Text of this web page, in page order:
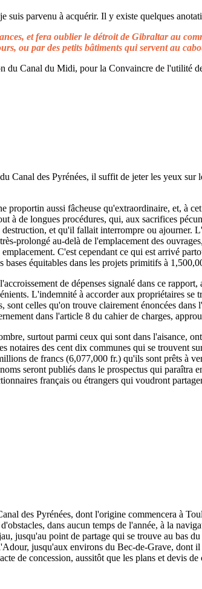
parvenu à acquérir. Il y existe quelques
et fera oublier le détroit de Gibraltar au
ou par des petits bâtiments qui servent au
du Canal du Midi, pour la Convaincre de l'utilité
Canal des Pyrénées, il suffit de jeter les yeux
proportin aussi fâcheuse qu'extraordinaire, et, à
à de longues procédures, qui, aux sacrifices
et qu'il fallait interrompre ou ajourner.
prolongé au-delà de l'emplacement des
C'est cependant ce qui est arrivé
équitables dans les projets primitifs à
de dépenses signalé dans ce
L'indemnité à accorder aux propriétaires se
sont celles qu'on trouve clairement énoncées
dans l'article 8 du cahier de charges,
surtout parmi ceux qui sont dans l'aisance,
notaires des cent dix communes qui se trouvent
de francs (6,077,000 fr.) qu'ils sont prêts à
seront publiés dans le prospectus qui
français ou étrangers qui voudront
des Pyrénées, dont l'origine commencera à
dans aucun temps de l'année, à la
jusqu'au point de partage qui se trouve au bas
jusqu'aux environs du Bec-de-Grave, dont
de concession, aussitôt que les plans et devis